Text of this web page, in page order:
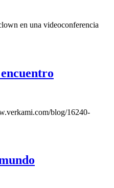
en una videoconferencia
blog/16240-